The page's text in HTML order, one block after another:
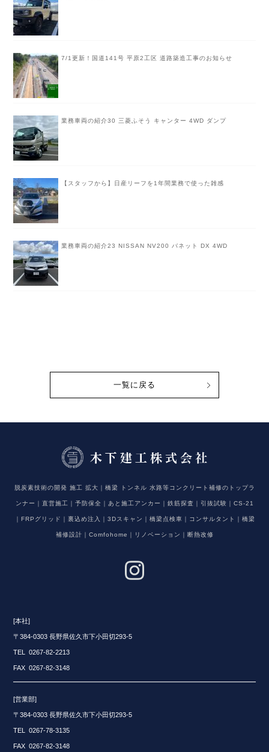
7/1更新！国道141号 平原2工区 道路築造工事のお知らせ
業務車両の紹介30 三菱ふそう キャンター 4WD ダンプ
【スタッフから】日産リーフを1年間業務で使った雑感
業務車両の紹介23 NISSAN NV200 バネット DX 4WD
一覧に戻る
脱炭素技術の開発 施工 拡大｜橋梁 トンネル 水路等コンクリート補修のトップラ
ンナー｜直営施工｜予防保全｜あと施工アンカー｜鉄筋探査｜引抜試験｜CS-21
｜FRPグリッド｜裏込め注入｜3Dスキャン｜橋梁点検車｜コンサルタント｜橋梁
補修設計｜Comfohome｜リノベーション｜断熱改修
[本社]
〒384-0303 長野県佐久市下小田切293-5
TEL 0267-82-2213
FAX 0267-82-3148
[営業部]
〒384-0303 長野県佐久市下小田切293-5
TEL 0267-78-3135
FAX 0267-82-3148